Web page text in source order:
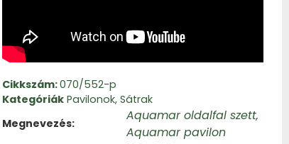
Cikkszám:070/552-p
Kategóriák Pavilonok,Sátrak
Megnevezés
Aquamar oldalfal szett,
Aquamar pavilon